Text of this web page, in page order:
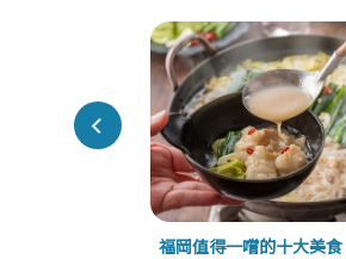
福岡值得一嚐的十大美